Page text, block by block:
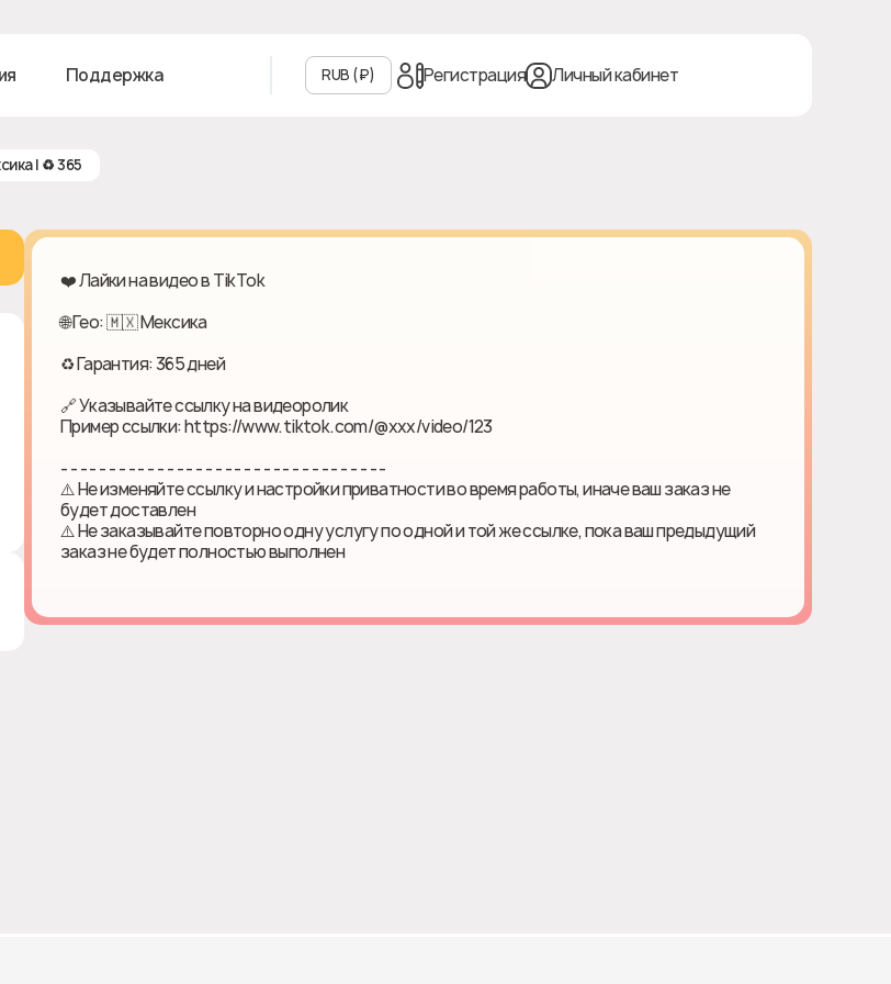
Поддержка RUB (₽‎) Регистрация Личный кабинет
| ♻ 365
❤️ Лайки на видео в TikTok
🌐 Гео: 🇲🇽 Мексика
♻ Гарантия: 365 дней
🔗 Указывайте ссылку на видеоролик
Пример ссылки: https://www.tiktok.com/@xxx/video/123
- - - - - - - - - - - - - - - - - - - - - - - - - - - - - - - - - -
⚠️ Не изменяйте ссылку и настройки приватности во время работы, иначе ваш заказ не
будет доставлен
⚠️ Не заказывайте повторно одну услугу по одной и той же ссылке, пока ваш предыдущий
заказ не будет полностью выполнен